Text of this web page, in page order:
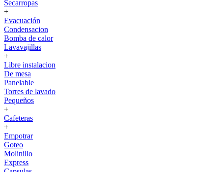
Secarropas
+
Evacuación
Condensacion
Bomba de calor
Lavavajillas
+
Libre instalacion
De mesa
Panelable
Torres de lavado
Pequeños
+
Cafeteras
+
Empotrar
Goteo
Molinillo
Express